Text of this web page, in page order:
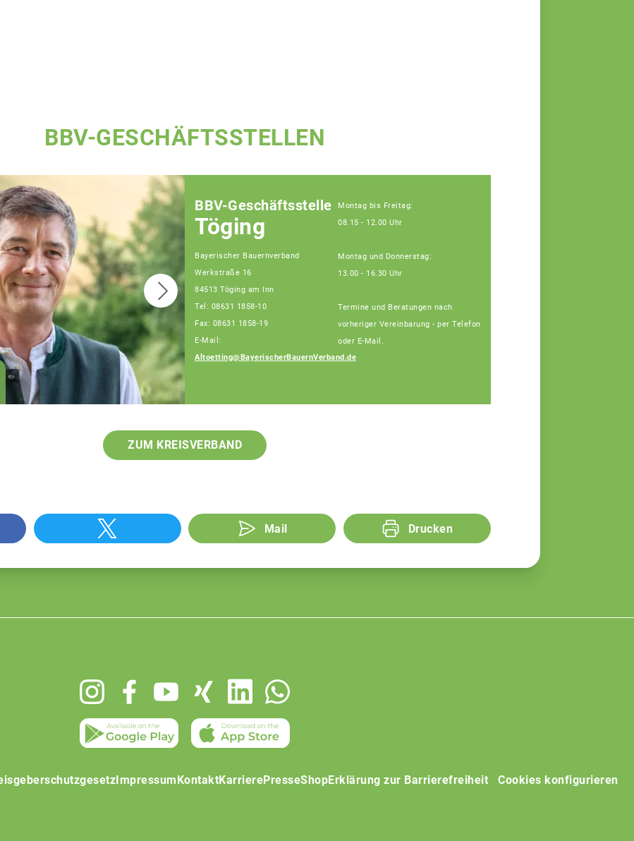
BBV-GESCHÄFTSSTELLEN
BBV-Geschäftsstelle
Töging
Bayerischer Bauernverband
Werkstraße 16
84513 Töging am Inn
Tel: 08631 1858-10
Fax: 08631 1858-19
E-Mail:
Altoetting@BayerischerBauernVerband.de
Montag bis Freitag:
08.15 - 12.00 Uhr
Montag und Donnerstag:
13.00 - 16.30 Uhr
Termine und Beratungen nach
vorheriger Vereinbarung - per Telefon
oder E-Mail.
ZUM KREISVERBAND
Mail Drucken
Impressum KontaktKarrierePresseShopErklärung zur Barrierefreiheit Cookies konfigurieren